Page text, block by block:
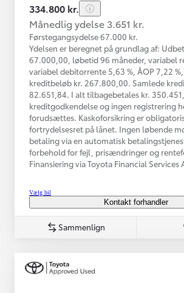
334.800 kr.
Månedlig ydelse 3.651 kr.
Førstegangsydelse 67.000 kr.
Ydelsen er beregnet på grundlag af:
67.000,00, løbetid 96 måneder, variabel
variabel debitorrente 5,63 %, ÅOP 7,22
kreditbeløb kr. 267.800,00. Samlede
82.651,84. I alt tilbagebetales kr.
kreditgodkendelse og ingen registrering
forudsættes. Kaskoforsikring er
fortrydelsesret på lånet. Ingen løbende
betaling via en automatisk
forbehold for fejl, prisændringer og
Finansiering via Toyota Financial Services
Vælg bil
Kontakt forhandler
Sammenlign